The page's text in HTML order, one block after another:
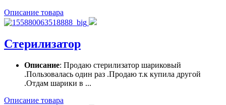
Описание товара
Стерилизатор
Описание: Продаю стерилизатор шариковый
.Пользовалась один раз .Продаю т.к купила другой
.Отдам шарики в ...
Описание товара